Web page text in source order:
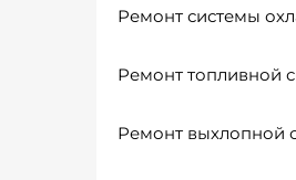
Ремонт системы
Ремонт топливной
Ремонт выхлопной